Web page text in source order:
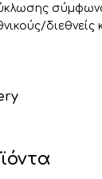
διεθνείς